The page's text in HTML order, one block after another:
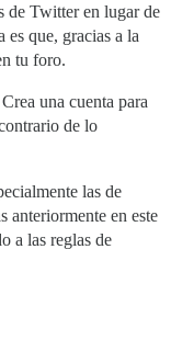
de Twitter en lugar de
es que, gracias a la
tu foro.
una cuenta para
de lo
las de
anteriormente en este
a las reglas de